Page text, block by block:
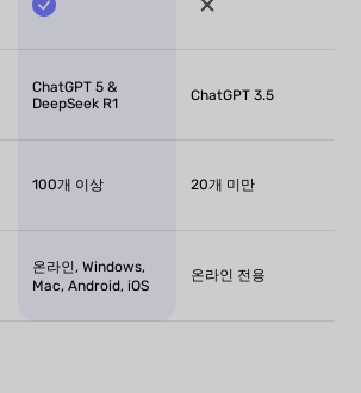
ChatGPT 5 &
DeepSeek R1
ChatGPT 3.5
100개 이상 20개 미만
온라인, Windows,
Mac, Android, iOS
온라인 전용